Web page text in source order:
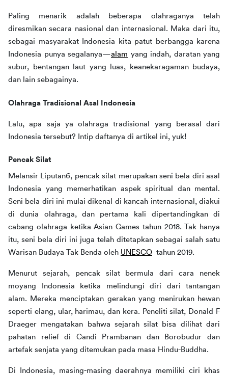
Paling menarik adalah beberapa olahraganya telah
diresmikan secara nasional dan internasional. Maka dari itu,
sebagai masyarakat Indonesia kita patut berbangga karena
Indonesia punya segalanya—alam yang indah, daratan yang
subur, bentangan laut yang luas, keanekaragaman budaya,
dan lain sebagainya.
Olahraga Tradisional Asal Indonesia
Lalu, apa saja ya olahraga tradisional yang berasal dari
Indonesia tersebut? Intip daftanya di artikel ini, yuk!
Pencak Silat
Melansir Liputan6, pencak silat merupakan seni bela diri asal
Indonesia yang memerhatikan aspek spiritual dan mental.
Seni bela diri ini mulai dikenal di kancah internasional, diakui
di dunia olahraga, dan pertama kali dipertandingkan di
cabang olahraga ketika Asian Games tahun 2018. Tak hanya
itu, seni bela diri ini juga telah ditetapkan sebagai salah satu
Warisan Budaya Tak Benda oleh UNESCO tahun 2019.
Menurut sejarah, pencak silat bermula dari cara nenek
moyang Indonesia ketika melindungi diri dari tantangan
alam. Mereka menciptakan gerakan yang menirukan hewan
seperti elang, ular, harimau, dan kera. Peneliti silat, Donald F
Draeger mengatakan bahwa sejarah silat bisa dilihat dari
pahatan relief di Candi Prambanan dan Borobudur dan
artefak senjata yang ditemukan pada masa Hindu-Buddha.
Di Indonesia, masing-masing daerahnya memiliki ciri khas